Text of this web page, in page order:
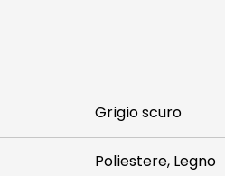
Grigio scuro
Poliestere, Legno